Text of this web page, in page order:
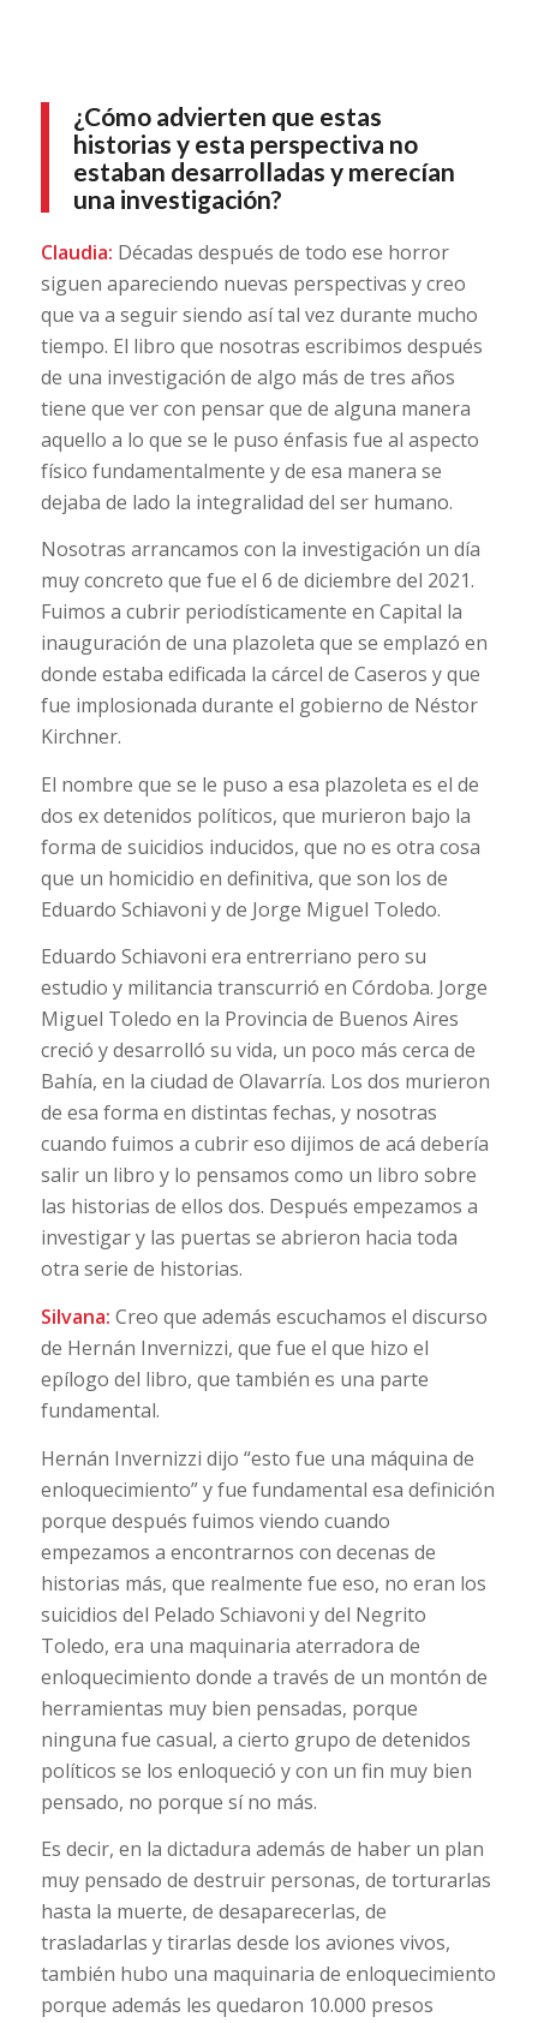
¿Cómo advierten que estas
historias y esta perspectiva no
estaban desarrolladas y merecían
una investigación?
Claudia: Décadas después de todo ese horror
siguen apareciendo nuevas perspectivas y creo
que va a seguir siendo así tal vez durante mucho
tiempo. El libro que nosotras escribimos después
de una investigación de algo más de tres años
tiene que ver con pensar que de alguna manera
aquello a lo que se le puso énfasis fue al aspecto
físico fundamentalmente y de esa manera se
dejaba de lado la integralidad del ser humano.
Nosotras arrancamos con la investigación un día
muy concreto que fue el 6 de diciembre del 2021.
Fuimos a cubrir periodísticamente en Capital la
inauguración de una plazoleta que se emplazó en
donde estaba edificada la cárcel de Caseros y que
fue implosionada durante el gobierno de Néstor
Kirchner.
El nombre que se le puso a esa plazoleta es el de
dos ex detenidos políticos, que murieron bajo la
forma de suicidios inducidos, que no es otra cosa
que un homicidio en definitiva, que son los de
Eduardo Schiavoni y de Jorge Miguel Toledo.
Eduardo Schiavoni era entrerriano pero su
estudio y militancia transcurrió en Córdoba. Jorge
Miguel Toledo en la Provincia de Buenos Aires
creció y desarrolló su vida, un poco más cerca de
Bahía, en la ciudad de Olavarría. Los dos murieron
de esa forma en distintas fechas, y nosotras
cuando fuimos a cubrir eso dijimos de acá debería
salir un libro y lo pensamos como un libro sobre
las historias de ellos dos. Después empezamos a
investigar y las puertas se abrieron hacia toda
otra serie de historias.
Silvana: Creo que además escuchamos el discurso
de Hernán Invernizzi, que fue el que hizo el
epílogo del libro, que también es una parte
fundamental.
Hernán Invernizzi dijo “esto fue una máquina de
enloquecimiento” y fue fundamental esa definición
porque después fuimos viendo cuando
empezamos a encontrarnos con decenas de
historias más, que realmente fue eso, no eran los
suicidios del Pelado Schiavoni y del Negrito
Toledo, era una maquinaria aterradora de
enloquecimiento donde a través de un montón de
herramientas muy bien pensadas, porque
ninguna fue casual, a cierto grupo de detenidos
políticos se los enloqueció y con un fin muy bien
pensado, no porque sí no más.
Es decir, en la dictadura además de haber un plan
muy pensado de destruir personas, de torturarlas
hasta la muerte, de desaparecerlas, de
trasladarlas y tirarlas desde los aviones vivos,
también hubo una maquinaria de enloquecimiento
porque además les quedaron 10.000 presos